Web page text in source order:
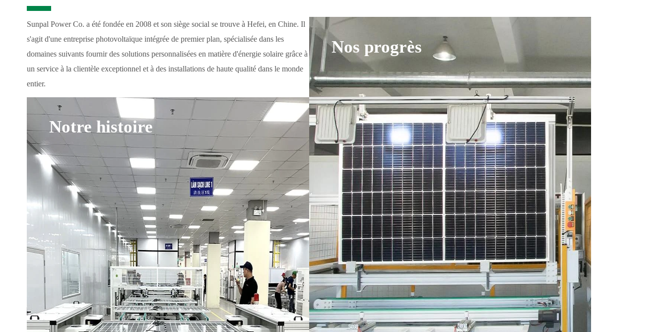
Sunpal Power Co. a été fondée en 2008 et son siège social se trouve à Hefei, en Chine. Il
s'agit d'une entreprise photovoltaïque intégrée de premier plan, spécialisée dans les
domaines suivants fournir des solutions personnalisées en matière d'énergie solairegrâce à
un service à la clientèle exceptionnel et à des installations de haute qualité dans le monde
entier.
Notre histoire
Nos progrès